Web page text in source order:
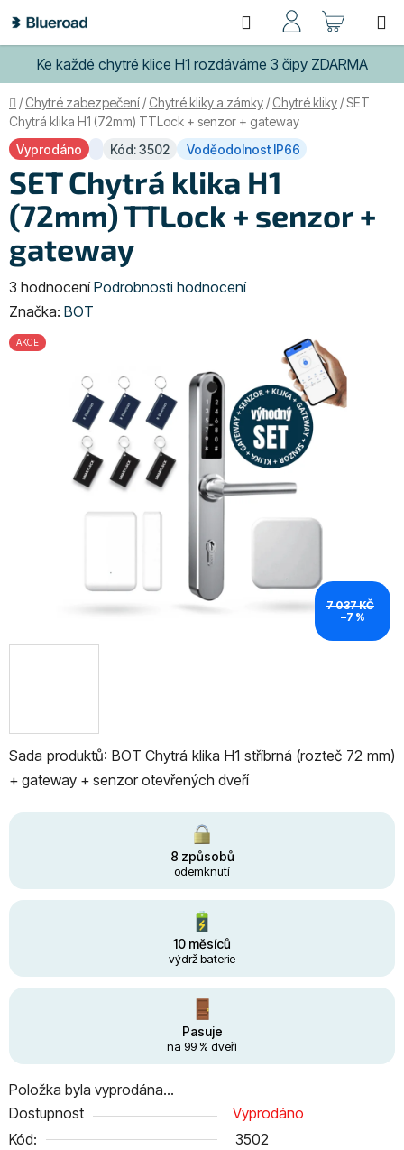
na
obsah
Ke každé chytré klice H1 rozdáváme 3 čipy ZDARMA
Hledat
KOŠÍK
Domů
/ Chytré zabezpečení / Chytré kliky a zámky / Chytré kliky /SET
Chytrá klika H1 (72mm) TTLock + senzor + gateway
Sada produktů: BOT Chytrá klika H1 stříbrná (rozteč 72 mm)
+ gateway + senzor otevřených dveří
8 způsobů
odemknutí
10 měsíců
výdrž baterie
Pasuje
na 99 % dveří
Položka byla vyprodána…
Dostupnost
Vyprodáno
Kód:
3502
Vyprodáno Kód: 3502 Voděodolnost IP66
SET Chytrá klika H1
(72mm) TTLock + senzor +
gateway
Průměrné
hodnocení
produktu
3 hodnocení Podrobnosti hodnocení
Značka: BOT
AKCE
7 037 KČ
–7 %